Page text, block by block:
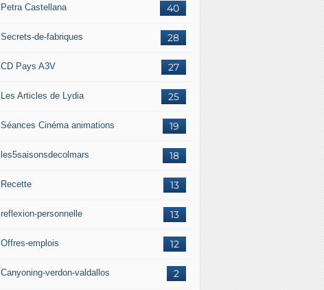
40
Petra Castellana
28
Secrets-de-fabriques
27
CD Pays A3V
25
Les Articles de Lydia
19
Séances Cinéma animations
18
les5saisonsdecolmars
13
Recette
13
reflexion-personnelle
12
Offres-emplois
2
Canyoning-verdon-valdallos